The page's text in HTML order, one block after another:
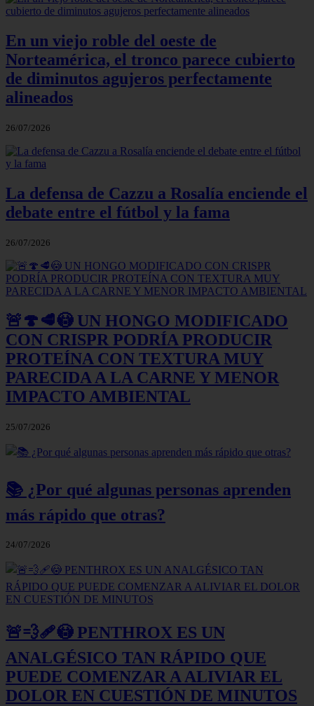
En un viejo roble del oeste de
Norteamérica, el tronco parece cubierto
de diminutos agujeros perfectamente
alineados
26/07/2026
La defensa de Cazzu a Rosalía enciende el
debate entre el fútbol y la fama
26/07/2026
🚨🍄🥩😳 UN HONGO MODIFICADO
CON CRISPR PODRÍA PRODUCIR
PROTEÍNA CON TEXTURA MUY
PARECIDA A LA CARNE Y MENOR
IMPACTO AMBIENTAL
25/07/2026
📚 ¿Por qué algunas personas aprenden
más rápido que otras?
24/07/2026
🚨💨🩹😳 PENTHROX ES UN
ANALGÉSICO TAN RÁPIDO QUE
PUEDE COMENZAR A ALIVIAR EL
DOLOR EN CUESTIÓN DE MINUTOS